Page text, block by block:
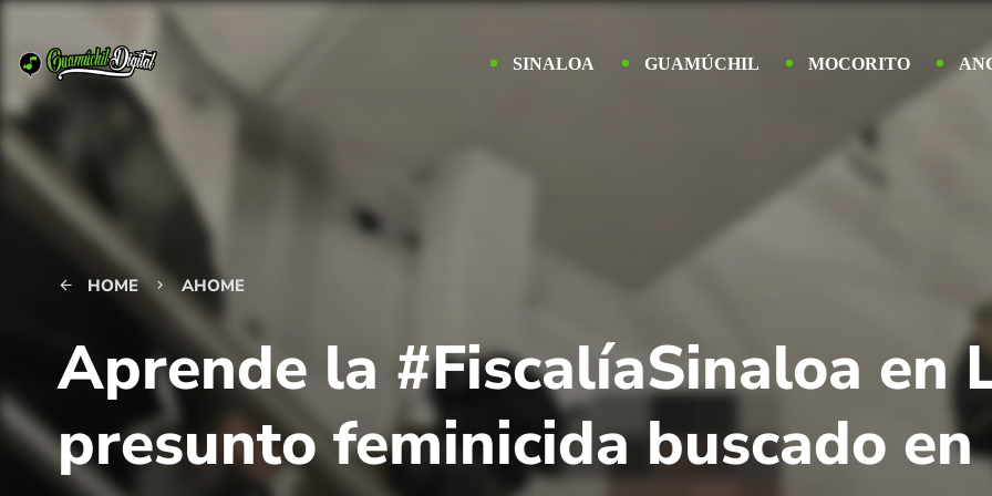
SINALOA GUAMÚCHIL MOCORITO
arrow_back HOME keyboard_arrow_right AHOME
Aprende la #FiscalíaSinaloa en
presunto feminicida buscado en